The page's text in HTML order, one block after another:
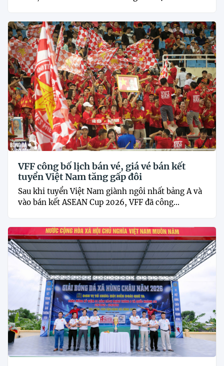
VFF công bố lịch bán vé, giá vé bán kết
tuyển Việt Nam tăng gấp đôi
Sau khi tuyển Việt Nam giành ngôi nhất bảng A và
vào bán kết ASEAN Cup 2026, VFF đã công...